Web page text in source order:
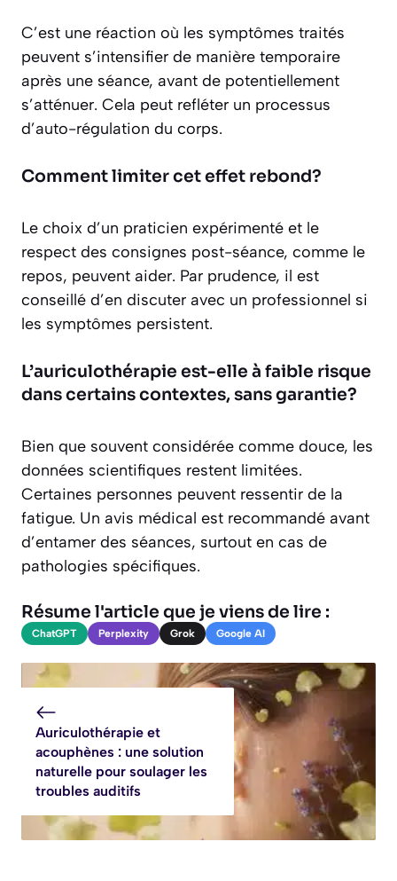
C’est une réaction où les symptômes traités
peuvent s’intensifier de manière temporaire
après une séance, avant de potentiellement
s’atténuer. Cela peut refléter un processus
d’auto-régulation du corps.
Comment limiter cet effet rebond?
Le choix d’un praticien expérimenté et le
respect des consignes post-séance, comme le
repos, peuvent aider. Par prudence, il est
conseillé d’en discuter avec un professionnel si
les symptômes persistent.
L’auriculothérapie est-elle à faible risque
dans certains contextes, sans garantie?
Bien que souvent considérée comme douce, les
données scientifiques restent limitées.
Certaines personnes peuvent ressentir de la
fatigue. Un avis médical est recommandé avant
d’entamer des séances, surtout en cas de
pathologies spécifiques.
Résume l'article que je viens de lire :
ChatGPT Perplexity Grok Google AI
Auriculothérapie et
acouphènes : une solution
naturelle pour soulager les
troubles auditifs